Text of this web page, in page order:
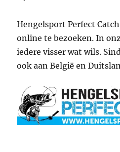
Hengelsport Perfect
online te bezoeken. In
iedere visser wat wils.
ook aan België en